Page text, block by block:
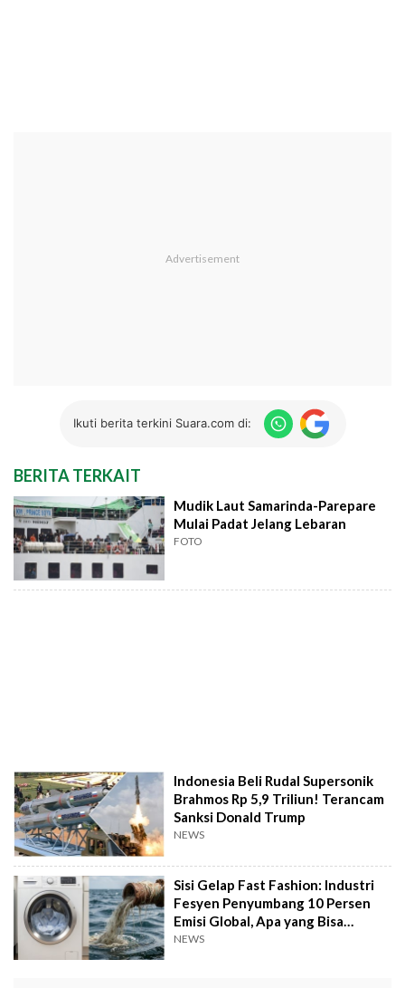
Ikuti berita terkini Suara.com di:
BERITA TERKAIT
Mudik Laut Samarinda-Parepare
Mulai Padat Jelang Lebaran
FOTO
Indonesia Beli Rudal Supersonik
Brahmos Rp 5,9 Triliun! Terancam
Sanksi Donald Trump
NEWS
Sisi Gelap Fast Fashion: Industri
Fesyen Penyumbang 10 Persen
Emisi Global, Apa yang Bisa
Dilakukan?
NEWS